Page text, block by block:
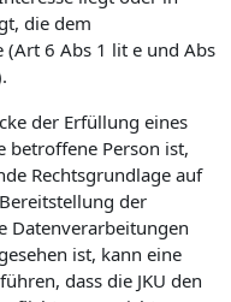
die dem
6 Abs 1 lit e und Abs
der Erfüllung eines
betroffene Person ist,
Rechtsgrundlage auf
der
Datenverarbeitungen
ist, kann eine
dass die JKU den